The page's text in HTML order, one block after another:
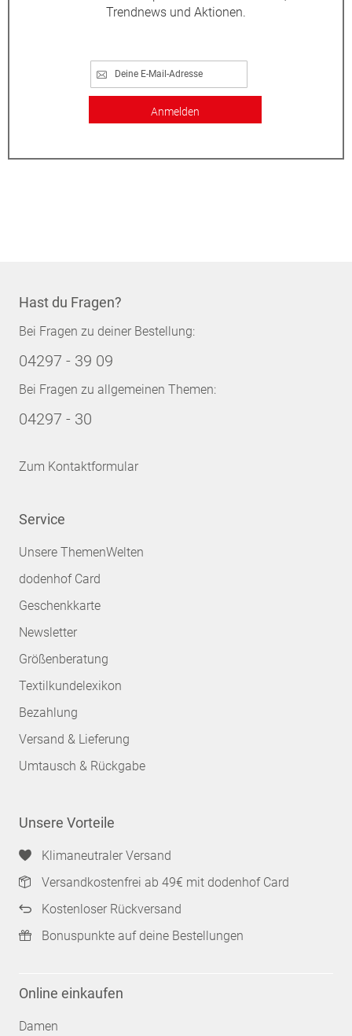
Trendnews und Aktionen.
Anmelden
Hast du Fragen?
Bei Fragen zu deiner Bestellung:
04297 - 39 09
Bei Fragen zu allgemeinen Themen:
04297 - 30
Zum Kontaktformular
Service
Unsere ThemenWelten
dodenhof Card
Geschenkkarte
Newsletter
Größenberatung
Textilkundelexikon
Bezahlung
Versand & Lieferung
Umtausch & Rückgabe
Unsere Vorteile
Klimaneutraler Versand
Versandkostenfrei ab 49€ mit dodenhof Card
Kostenloser Rückversand
Bonuspunkte auf deine Bestellungen
Online einkaufen
Damen